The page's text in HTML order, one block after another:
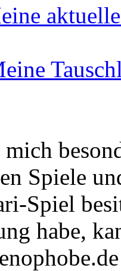
mich
Spiele
Spiel
habe,